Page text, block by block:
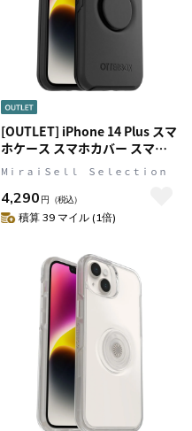
[OUTLET] iPhone 14 Plus スマ
ホケース スマホカバー スマホ
グリップ/スマホスタンド内蔵
ッターボックス] OTTER+POP
Symmetry[オッター・ポップ
MⅰｒａｉＳｅｌｌ Ｓｅｌｅｃｔｉｏｎ
4,290 円 （税込）
積算 39 マイル (1倍)